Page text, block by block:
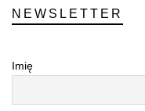
NEWSLETTER
Imię